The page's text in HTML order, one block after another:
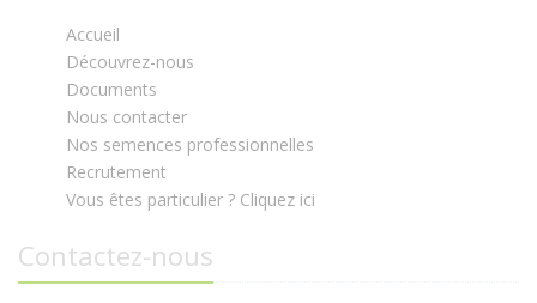
Accueil
Découvrez-nous
Documents
Nous contacter
Nos semences professionnelles
Recrutement
Vous êtes particulier ? Cliquez ici
Contactez-nous